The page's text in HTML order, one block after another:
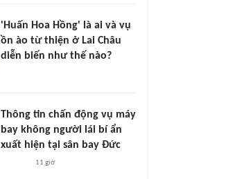
'Huấn Hoa Hồng' là ai và vụ
ồn ào từ thiện ở Lai Châu
diễn biến như thế nào?
Thông tin chấn động vụ máy
bay không người lái bí ẩn
xuất hiện tại sân bay Đức
11 giờ